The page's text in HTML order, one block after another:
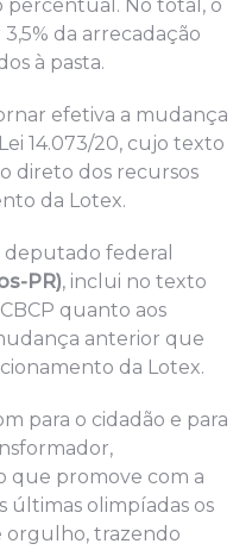
percentual. No total, o
da arrecadação
à pasta.
efetiva a mudança
14.073/20, cujo texto
direto dos recursos
da Lotex.
federal
PR), inclui no texto
quanto aos
anterior que
da Lotex.
para o cidadão e para
que promove com a
últimas olimpíadas os
orgulho, trazendo